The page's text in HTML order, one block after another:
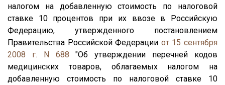
налогом на добавленную стоимость по налоговой
ставке 10 процентов при их ввозе в Российскую
Федерацию, утвержденного постановлением
Правительства Российской Федерации от 15 сентября
2008 г. N 688 "Об утверждении перечней кодов
медицинских товаров, облагаемых налогом на
добавленную стоимость по налоговой ставке 10